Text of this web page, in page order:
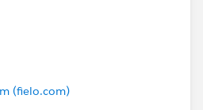
(fielo.com)